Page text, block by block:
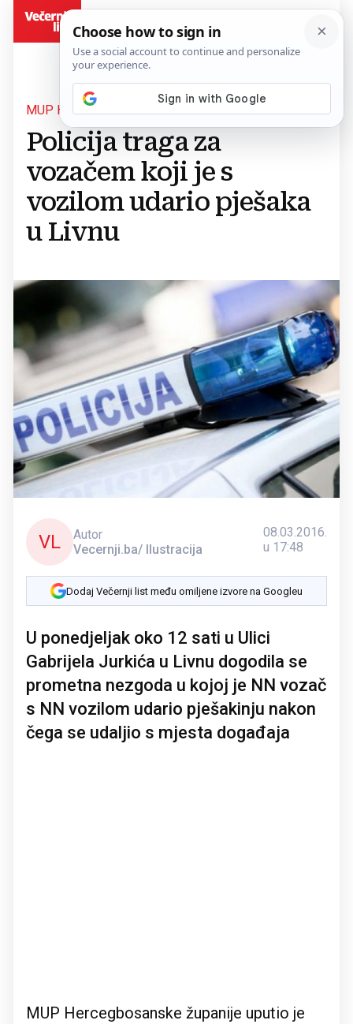
MUP HBŽ
Policija traga za
vozačem koji je s
vozilom udario pješaka
u Livnu
VL
Autor
Vecernji.ba/ Ilustracija
08.03.2016.
u 17:48
Dodaj Večernji list među omiljene izvore na Googleu
U ponedjeljak oko 12 sati u Ulici
Gabrijela Jurkića u Livnu dogodila se
prometna nezgoda u kojoj je NN vozač
s NN vozilom udario pješakinju nakon
čega se udaljio s mjesta događaja
MUP Hercegbosanske županije uputio je